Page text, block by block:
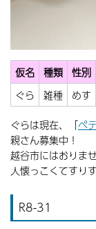
仮名 種類 性別
ぐら
雑種 めす
ぐらは現在、「ペ
親さん募集中！
越谷市にはおりま
人懐っこくてすり
R8-31